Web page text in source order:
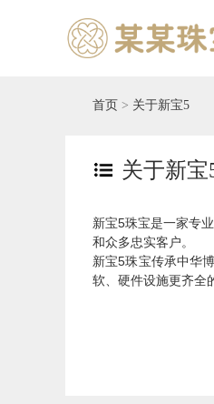
首页 > 关于新宝5
关于新宝
新宝5珠宝是一家专
和众多忠实客户。
新宝5珠宝传承中华
软、硬件设施更齐全